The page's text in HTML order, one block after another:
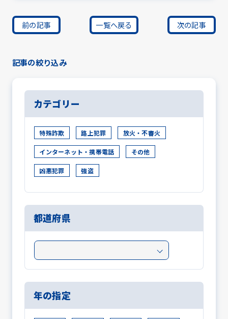
前の記事 一覧へ戻る 次の記事
記事の絞り込み
カテゴリー
特殊詐欺 路上犯罪 放火・不審火
インターネット・携帯電話 その他
凶悪犯罪 強盗
都道府県
年の指定